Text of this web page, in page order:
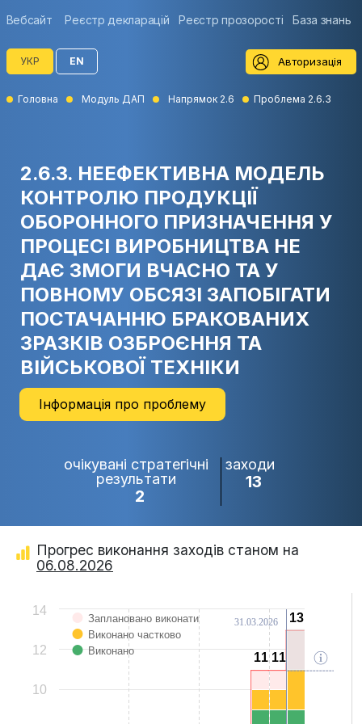
Вебсайт Реєстр декларацій Реєстр прозорості База знань
УКР EN Авторизація
Головна Модуль ДАП Напрямок 2.6 Проблема 2.6.3
2.6.3. НЕЕФЕКТИВНА МОДЕЛЬ
КОНТРОЛЮ ПРОДУКЦІЇ
ОБОРОННОГО ПРИЗНАЧЕННЯ У
ПРОЦЕСІ ВИРОБНИЦТВА НЕ
ДАЄ ЗМОГИ ВЧАСНО ТА У
ПОВНОМУ ОБСЯЗІ ЗАПОБІГАТИ
ПОСТАЧАННЮ БРАКОВАНИХ
ЗРАЗКІВ ОЗБРОЄННЯ ТА
ВІЙСЬКОВОЇ ТЕХНІКИ
Інформація про проблему
очікувані стратегічні
результати
2
заходи
13
Прогрес виконання заходів станом на
06.08.2026
Chart
Bar chart with 3 data series.
View as data table, Chart
The chart has 1 X axis displaying categories.
The chart has 1 Y axis displaying Values. Data ranges from 0 to 13.
11
11 11
11
13
13
Заплановано виконати
Виконано частково
Виконано
10
12
14
31.03.2026